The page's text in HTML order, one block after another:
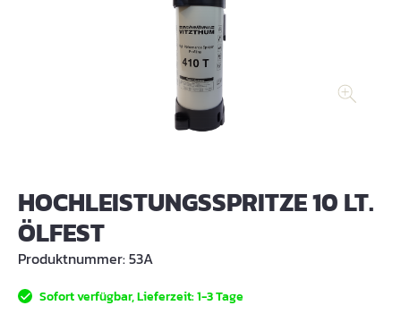
HOCHLEISTUNGSSPRITZE 10 LT.
ÖLFEST
Produktnummer:53A
Sofort verfügbar, Lieferzeit: 1-3 Tage